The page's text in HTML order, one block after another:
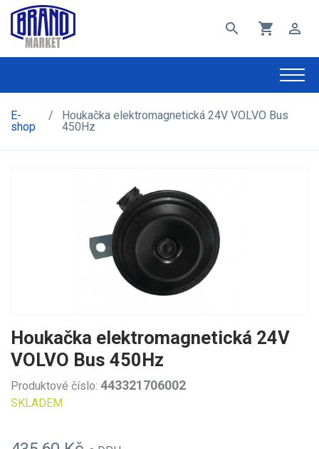
search shopping_cart perm_identity
E-
shop
/
Houkačka elektromagnetická 24V VOLVO Bus
450Hz
Houkačka elektromagnetická 24V
VOLVO Bus 450Hz
Produktové číslo: 443321706002
SKLADEM